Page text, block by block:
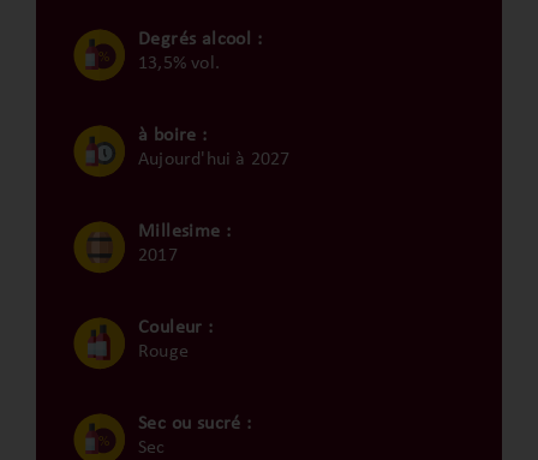
Degrés alcool :
13,5% vol.
à boire :
Aujourd'hui à 2027
Millesime :
2017
Couleur :
Rouge
Sec ou sucré :
Sec